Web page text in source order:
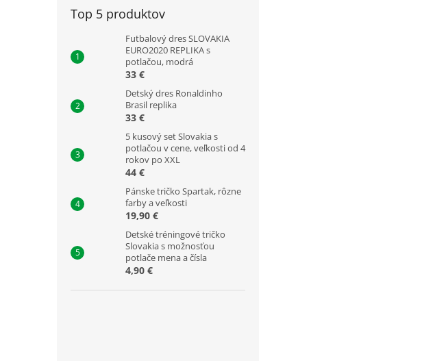
Top 5 produktov
Futbalový dres SLOVAKIA
EURO2020 REPLIKA s
potlačou, modrá
33 €
Detský dres Ronaldinho
Brasil replika
33 €
5 kusový set Slovakia s
potlačou v cene, veľkosti od 4
rokov po XXL
44 €
Pánske tričko Spartak, rôzne
farby a veľkosti
19,90 €
Detské tréningové tričko
Slovakia s možnosťou
potlače mena a čísla
4,90 €